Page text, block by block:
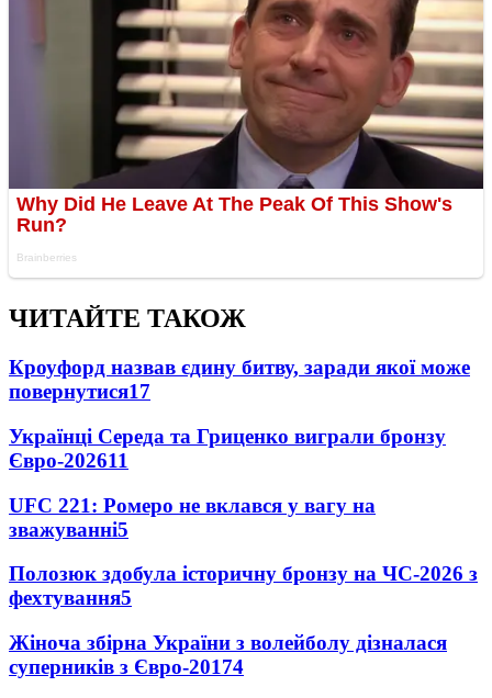
ЧИТАЙТЕ ТАКОЖ
Кроуфорд назвав єдину битву, заради якої може
повернутися17
Українці Середа та Гриценко виграли бронзу
Євро-202611
UFC 221: Ромеро не вклався у вагу на
зважуванні5
Полозюк здобула історичну бронзу на ЧС-2026 з
фехтування5
Жіноча збірна України з волейболу дізналася
суперників з Євро-20174